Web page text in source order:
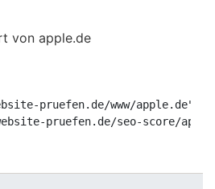
pruefen.de/www/apple.de"
pruefen.de/seo-score/